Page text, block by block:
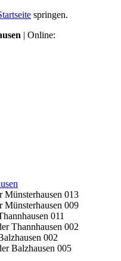
springen.
| Online: